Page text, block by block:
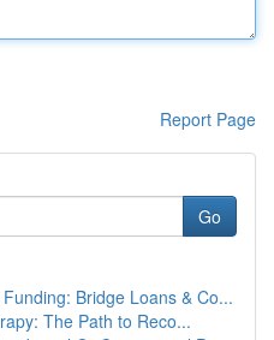
Report Page
Go
Bridge Loans & Co...
The Path to Reco...